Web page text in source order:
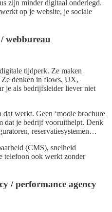
zijn minder digitaal onderlegd.
op je website, je sociale
webbureau
tijdperk. Ze maken
Ze denken in flows, UX,
je als bedrijfsleider liever niet
werkt. Geen ‘mooie brochure
dat je bedrijf vooruithelpt. Denk
reservatiesystemen…
(CMS), snelheid
telefoon ook werkt zonder
/ performance agency